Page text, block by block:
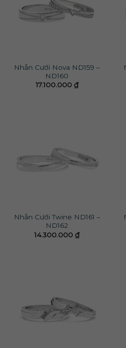
Nhẫn Cưới Nova ND159 –
ND160
17.100.000 ₫
Nhẫn Cưới Twine ND161 –
ND162
14.300.000 ₫